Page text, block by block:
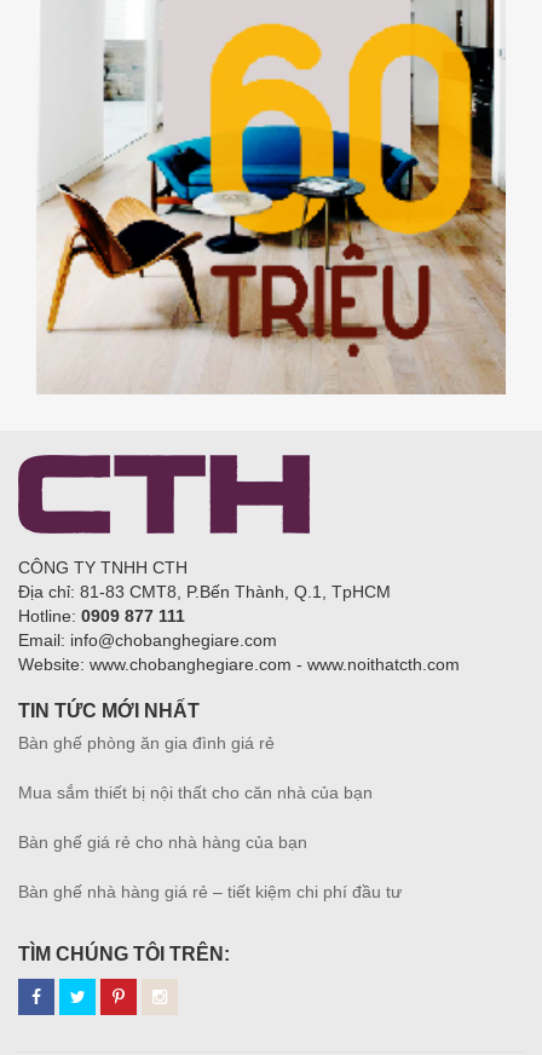
CÔNG TY TNHH CTH
Địa chỉ: 81-83 CMT8, P.Bến Thành, Q.1, TpHCM
Hotline: 0909 877 111
Email: info@chobanghegiare.com
Website: www.chobanghegiare.com - www.noithatcth.com
TIN TỨC MỚI NHẤT
Bàn ghế phòng ăn gia đình giá rẻ
Mua sắm thiết bị nội thất cho căn nhà của bạn
Bàn ghế giá rẻ cho nhà hàng của bạn
Bàn ghế nhà hàng giá rẻ – tiết kiệm chi phí đầu tư
TÌM CHÚNG TÔI TRÊN: